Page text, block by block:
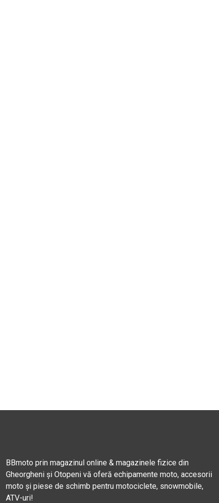
BBmoto prin magazinul online & magazinele fizice din
Gheorgheni și Otopeni vă oferă echipamente moto, accesorii
moto și piese de schimb pentru motociclete, snowmobile,
ATV-uri!